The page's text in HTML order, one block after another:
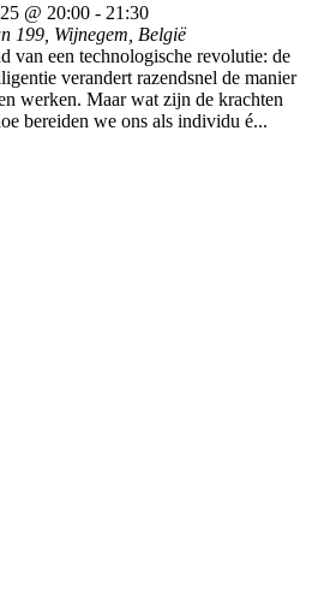
@ 20:00 - 21:30
199, Wijnegem, België
van een technologische revolutie: de
verandert razendsnel de manier
werken. Maar wat zijn de krachten
bereiden we ons als individu é...